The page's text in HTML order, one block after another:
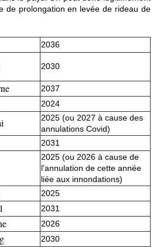
de prolongation en levée de rideau de
2036
2030
2037
2024
2025 (ou 2027 à cause des
annulations Covid)
2031
2025 (ou 2026 à cause de
l'annulation de cette année
liée aux innondations)
2025
2031
2026
2030